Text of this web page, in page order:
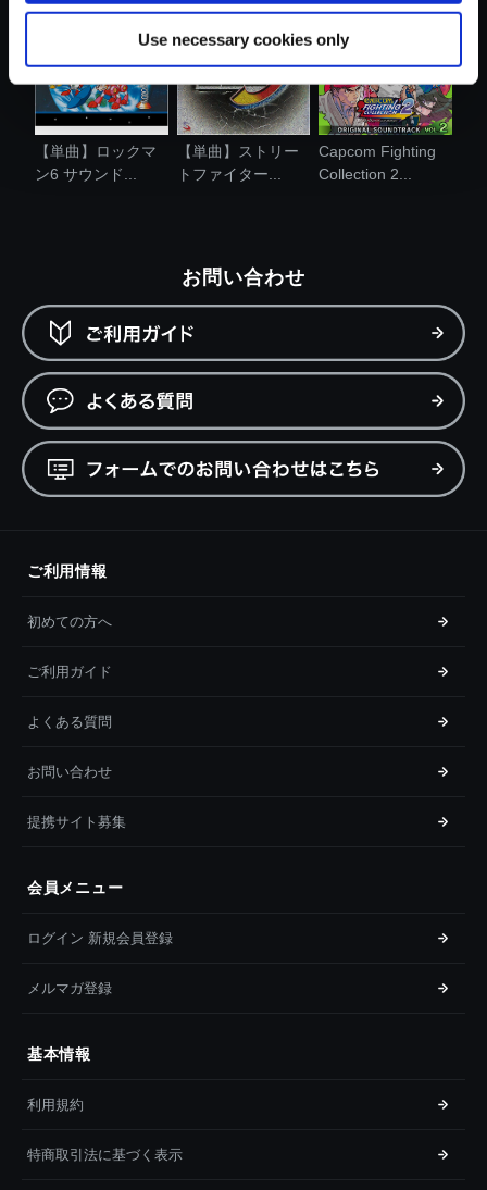
Use necessary cookies only
【単曲】ロックマ
ン6 サウンド...
【単曲】ストリー
トファイター...
Capcom Fighting
Collection 2...
お問い合わせ
ご利用情報
初めての方へ
ご利用ガイド
よくある質問
お問い合わせ
提携サイト募集
会員メニュー
ログイン 新規会員登録
メルマガ登録
基本情報
利用規約
特商取引法に基づく表示